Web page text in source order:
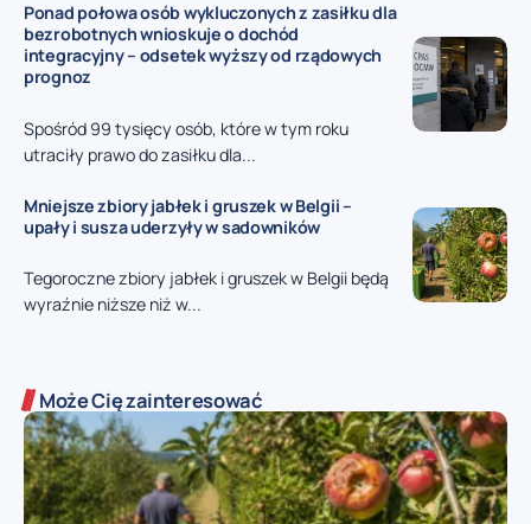
Ponad połowa osób wykluczonych z zasiłku dla
bezrobotnych wnioskuje o dochód
integracyjny – odsetek wyższy od rządowych
prognoz
Spośród 99 tysięcy osób, które w tym roku
utraciły prawo do zasiłku dla...
Mniejsze zbiory jabłek i gruszek w Belgii –
upały i susza uderzyły w sadowników
Tegoroczne zbiory jabłek i gruszek w Belgii będą
wyraźnie niższe niż w...
Może Cię zainteresować